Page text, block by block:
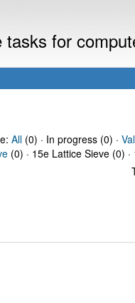
for
All(0) · In progress (0) ·
(0) · 15e Lattice Sieve (0) ·